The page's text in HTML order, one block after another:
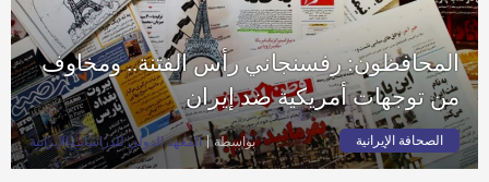
المحافظون: رفسنجاني رأس الفتنة.. ومخاوف
من توجهات أمريكية ضد إيران
الصحافة الإيرانية بواسطة المعهد الدولي للدراسات الإيرانية